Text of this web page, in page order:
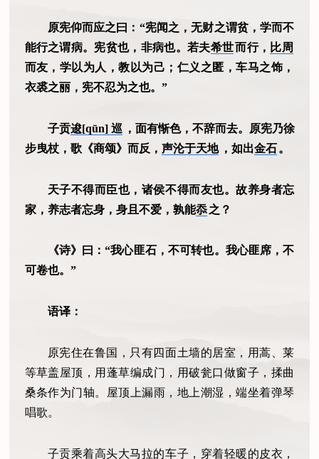
原宪仰而应之曰：“宪闻之，无财之谓贫，学而不
能行之谓病。宪贫也，非病也。若夫希世而行， 比周
而友，学以为人，教以为己；仁义之匿，车马之饰，
衣裘之丽，宪不忍为之也。”
子贡逡[qūn] 巡 ，面有惭色，不辞而去。原宪乃徐
步曳杖，歌《商颂》而反， 声沦于天地 ，如出金石 。
天子不得而臣也，诸侯不得而友也。故养身者忘
家，养志者忘身，身且不爱，孰能忝 之？
《诗》曰：“我心匪石，不可转也。我心匪席，不
可卷也。”
语译：
原宪住在鲁国，只有四面土墙的居室，用蒿、莱
等草盖屋顶，用蓬草编成门，用破瓮口做窗子，揉曲
桑条作为门轴。屋顶上漏雨，地上潮湿，端坐着弹琴
唱歌。
子贡乘着高头大马拉的车子，穿着轻暖的皮衣，